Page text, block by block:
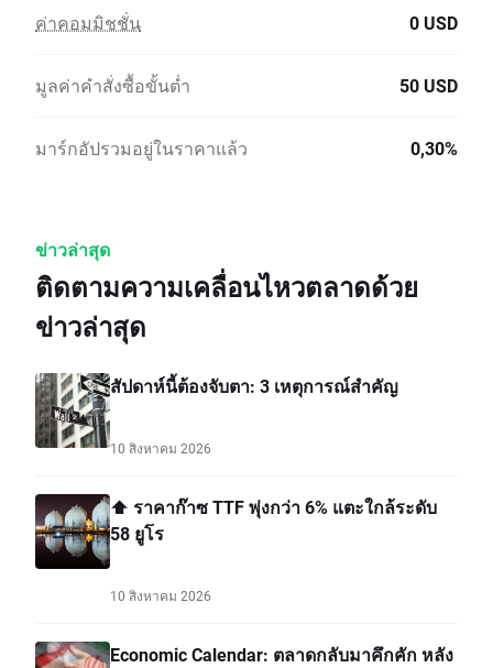
ค่าคอมมิชชั่น 0 USD
มูลค่าคำสั่งซื้อขั้นต่ำ 50 USD
มาร์กอัปรวมอยู่ในราคาแล้ว 0,30%
ข่าวล่าสุด
ติดตามความเคลื่อนไหวตลาดด้วย
ข่าวล่าสุด
สัปดาห์นี้ต้องจับตา: 3 เหตุการณ์สำคัญ
10 สิงหาคม 2026
⬆️ ราคาก๊าซ TTF พุ่งกว่า 6% แตะใกล้ระดับ
58 ยูโร
10 สิงหาคม 2026
Economic Calendar: ตลาดกลับมาคึกคัก หลัง